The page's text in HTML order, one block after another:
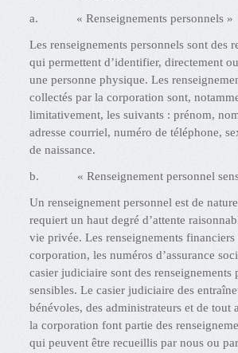
a. « Renseignements personnels »
Les renseignements personnels sont des
qui permettent d’identifier, directement
une personne physique. Les
collectés par la corporation sont,
limitativement, les suivants : prénom,
adresse courriel, numéro de téléphone,
de naissance.
b. « Renseignement personnel
Un renseignement personnel est de
requiert un haut degré d’attente
vie privée. Les renseignements
corporation, les numéros d’assurance
casier judiciaire sont des renseignements
sensibles. Le casier judiciaire des
bénévoles, des administrateurs et de tout
la corporation font partie des
qui peuvent être recueillis par nous ou